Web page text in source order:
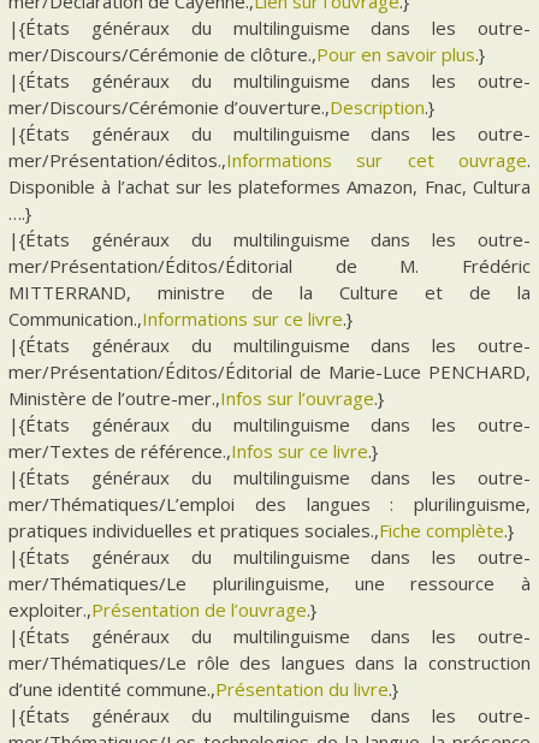
|{États généraux du multilinguisme dans les outre-
mer/Discours/Cérémonie de clôture.,Pour en savoir plus.}
|{États généraux du multilinguisme dans les outre-
mer/Discours/Cérémonie d’ouverture.,Description.}
|{États généraux du multilinguisme dans les outre-
mer/Présentation/éditos.,Informations sur cet ouvrage.
Disponible à l’achat sur les plateformes Amazon, Fnac, Cultura
….}
|{États généraux du multilinguisme dans les outre-
mer/Présentation/Éditos/Éditorial de M. Frédéric
MITTERRAND, ministre de la Culture et de la
Communication.,Informations sur ce livre.}
|{États généraux du multilinguisme dans les outre-
mer/Présentation/Éditos/Éditorial de Marie-Luce PENCHARD,
Ministère de l’outre-mer.,Infos sur l’ouvrage.}
|{États généraux du multilinguisme dans les outre-
mer/Textes de référence.,Infos sur ce livre.}
|{États généraux du multilinguisme dans les outre-
mer/Thématiques/L’emploi des langues : plurilinguisme,
pratiques individuelles et pratiques sociales.,Fiche complète.}
|{États généraux du multilinguisme dans les outre-
mer/Thématiques/Le plurilinguisme, une ressource à
exploiter.,Présentation de l’ouvrage.}
|{États généraux du multilinguisme dans les outre-
mer/Thématiques/Le rôle des langues dans la construction
d’une identité commune.,Présentation du livre.}
|{États généraux du multilinguisme dans les outre-